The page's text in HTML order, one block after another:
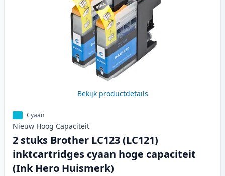
Bekijk productdetails
Cyaan
Nieuw Hoog Capaciteit
2 stuks Brother LC123 (LC121)
inktcartridges cyaan hoge capaciteit
(Ink Hero Huismerk)